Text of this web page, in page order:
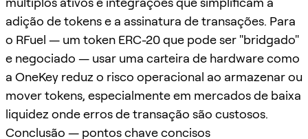
adição de tokens e a assinatura de transações. Para
o RFuel — um token ERC-20 que pode ser "bridgado"
e negociado — usar uma carteira de hardware como
a OneKey reduz o risco operacional ao armazenar ou
mover tokens, especialmente em mercados de baixa
liquidez onde erros de transação são custosos.
Conclusão — pontos chave concisos